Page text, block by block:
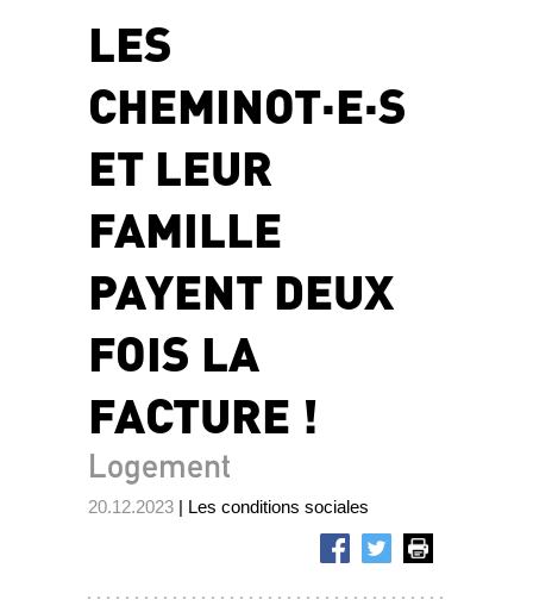
LES
CHEMINOT·E·S
ET LEUR
FAMILLE
PAYENT DEUX
FOIS LA
FACTURE !
Logement
20.12.2023 | Les conditions sociales